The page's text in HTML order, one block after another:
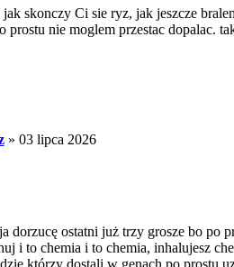
skonczy Ci sie ryz, jak jeszcze
nie moglem przestac dopalac.
» 03 lipca 2026
dorzucę ostatni już trzy grosze bo po
i to chemia i to chemia, inhalujesz
którzy dostali w genach po prostu